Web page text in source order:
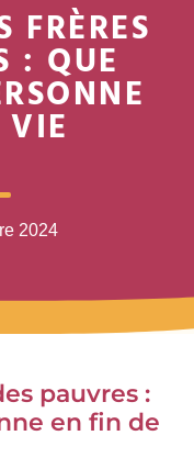
FRÈRES
: QUE
2024
pauvres :
en fin de